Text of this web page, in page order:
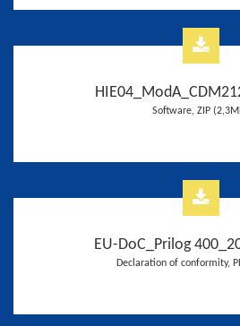
Software, ZIP
EU-DoC_Prilog
Declaration of conformity,